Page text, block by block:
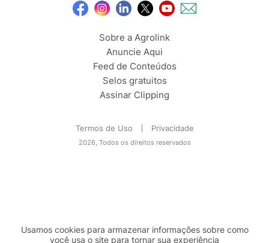
Sobre a Agrolink
Anuncie Aqui
Feed de Conteúdos
Selos gratuitos
Assinar Clipping
Termos de Uso Privacidade
2026, Todos os direitos reservados
Usamos cookies para armazenar informações sobre como
você usa o site para tornar sua experiência